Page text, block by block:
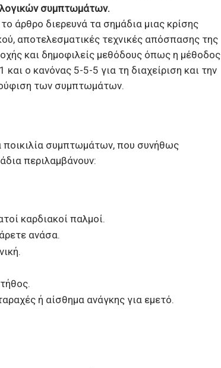
συμπτωμάτων.
άρθρο διερευνά τα σημάδια μιας κρίσης
αποτελεσματικές τεχνικές απόσπασης της
και δημοφιλείς μεθόδους όπως η μέθοδος
και ο κανόνας 5-5-5 για τη διαχείριση και την
των συμπτωμάτων.
ποικιλία συμπτωμάτων, που συνήθως
περιλαμβάνουν:
καρδιακοί παλμοί.
ανάσα.
ή αίσθημα ανάγκης για εμετό.